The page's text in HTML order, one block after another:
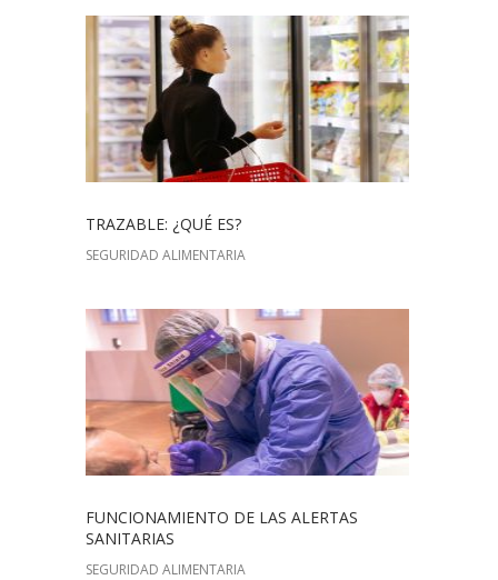
TRAZABLE: ¿QUÉ ES?
SEGURIDAD ALIMENTARIA
FUNCIONAMIENTO DE LAS ALERTAS
SANITARIAS
SEGURIDAD ALIMENTARIA